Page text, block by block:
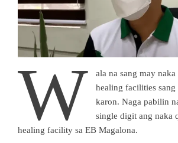
W
ala na sang may naka
healing facilities sang
karon. Naga pabilin
single digit ang naka
healing facility sa EB Magalona.